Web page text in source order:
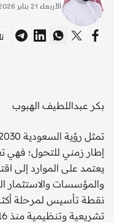
الأربعاء 21 يناير 2026 17:6
بكر عبداللطيف الهبوب
إطار زمني للتحول؛ فهي
يعتمد على الموارد إلى
نقطة تأسيس لمرحلة